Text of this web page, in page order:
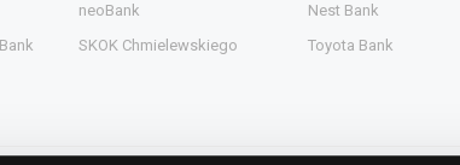
neoBank Nest Bank
SKOK Chmielewskiego Toyota Bank